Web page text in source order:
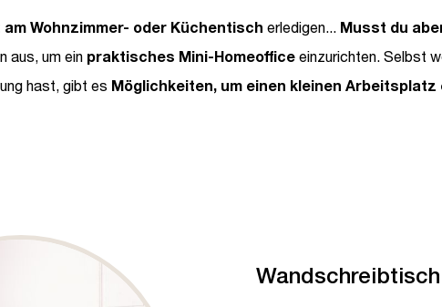
Wohnzimmer- oder Küchentisch erledigen... Musst du
aus, um einpraktisches Mini-Homeoffice einzurichten. Selbst
hast, gibt es Möglichkeiten, um einen kleinen